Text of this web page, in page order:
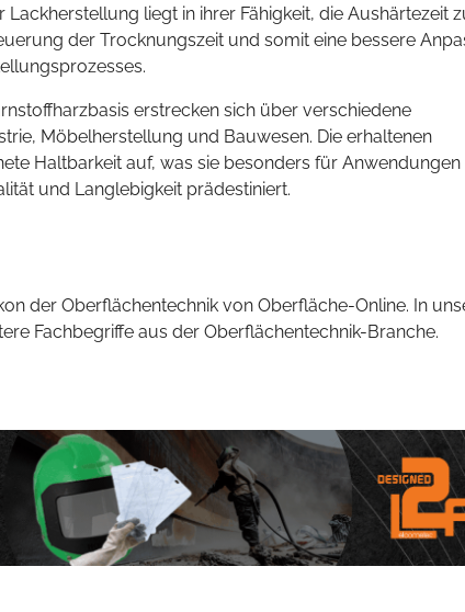
liegt in ihrer Fähigkeit, die Aushärtezeit
der Trocknungszeit und somit eine bessere
erstrecken sich über verschiedene
Möbelherstellung und Bauwesen. Die erhaltenen
Haltbarkeit auf, was sie besonders für Anwendungen
und Langlebigkeit prädestiniert.
der Oberflächentechnik von Oberfläche-Online. In
Fachbegriffe aus der Oberflächentechnik-Branche.